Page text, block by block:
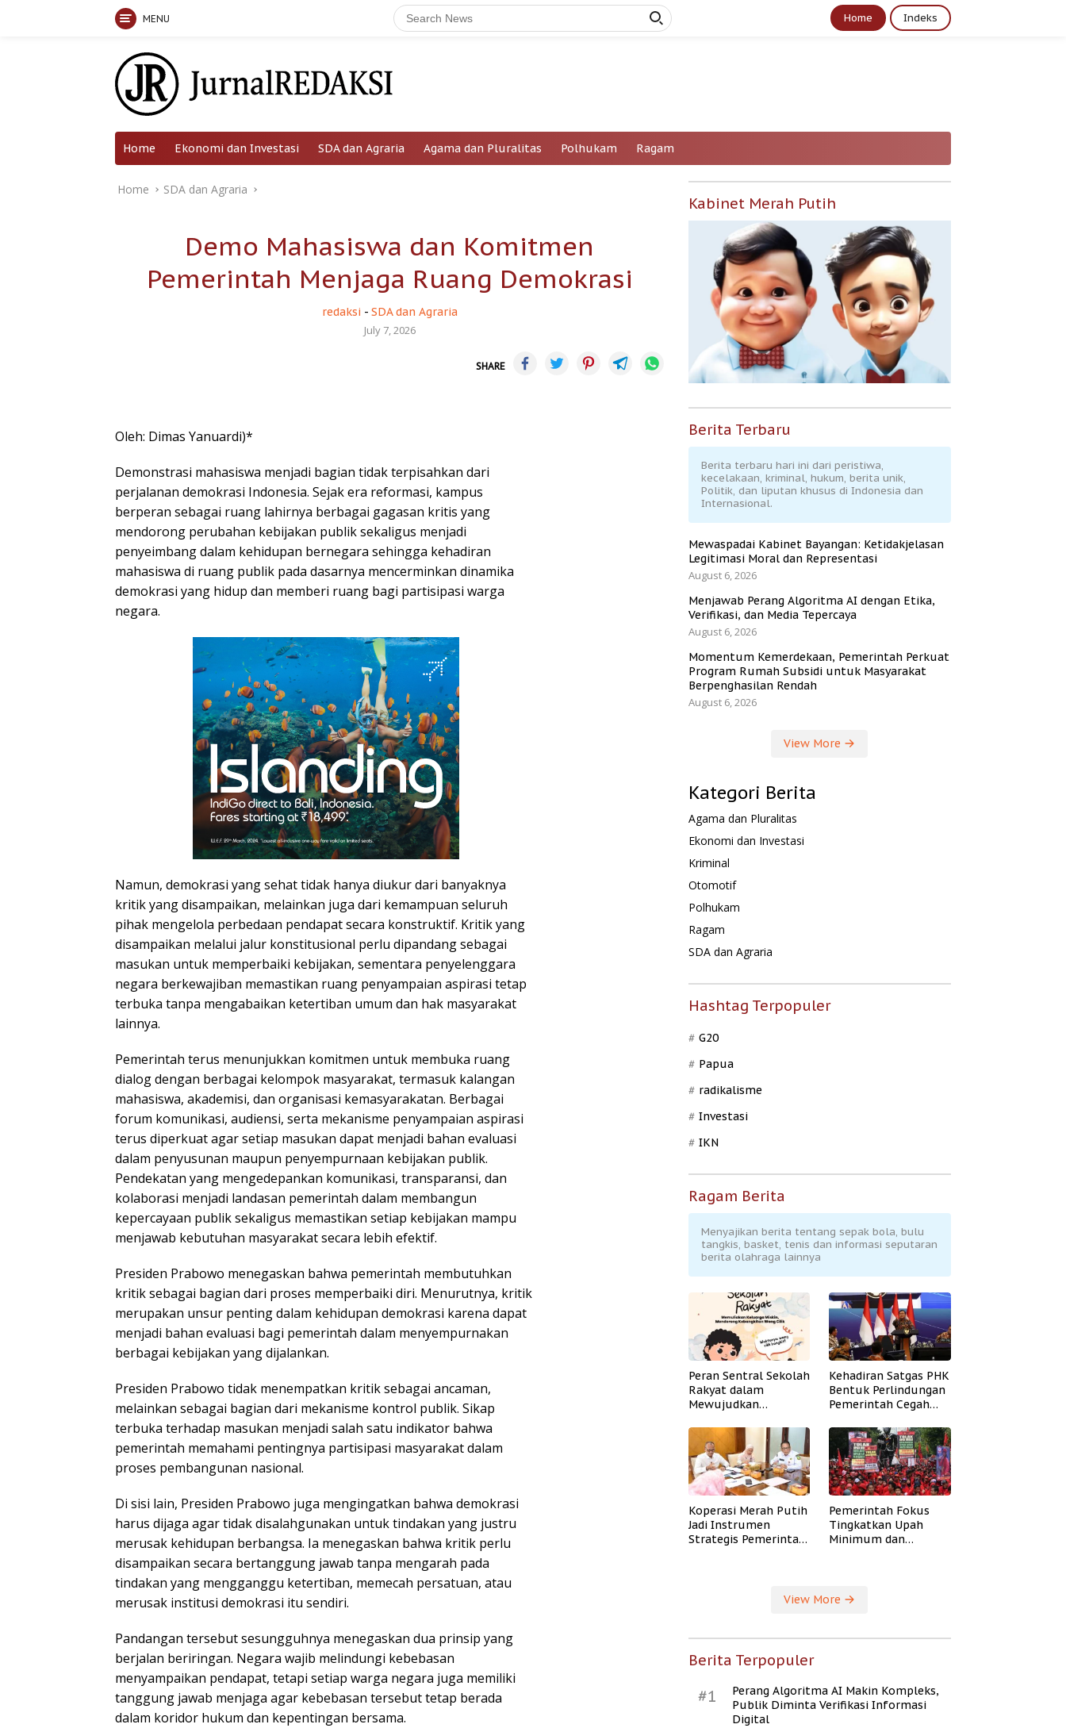
MENU Home Indeks
Home Ekonomi dan Investasi SDA dan Agraria Agama dan Pluralitas Polhukam Ragam
Home SDA dan Agraria
Demo Mahasiswa dan Komitmen
Pemerintah Menjaga Ruang Demokrasi
redaksi - SDA dan Agraria
July 7, 2026
SHARE
Oleh: Dimas Yanuardi)*
Demonstrasi mahasiswa menjadi bagian tidak terpisahkan dari
perjalanan demokrasi Indonesia. Sejak era reformasi, kampus
berperan sebagai ruang lahirnya berbagai gagasan kritis yang
mendorong perubahan kebijakan publik sekaligus menjadi
penyeimbang dalam kehidupan bernegara sehingga kehadiran
mahasiswa di ruang publik pada dasarnya mencerminkan dinamika
demokrasi yang hidup dan memberi ruang bagi partisipasi warga
negara.
Namun, demokrasi yang sehat tidak hanya diukur dari banyaknya
kritik yang disampaikan, melainkan juga dari kemampuan seluruh
pihak mengelola perbedaan pendapat secara konstruktif. Kritik yang
disampaikan melalui jalur konstitusional perlu dipandang sebagai
masukan untuk memperbaiki kebijakan, sementara penyelenggara
negara berkewajiban memastikan ruang penyampaian aspirasi tetap
terbuka tanpa mengabaikan ketertiban umum dan hak masyarakat
lainnya.
Pemerintah terus menunjukkan komitmen untuk membuka ruang
dialog dengan berbagai kelompok masyarakat, termasuk kalangan
mahasiswa, akademisi, dan organisasi kemasyarakatan. Berbagai
forum komunikasi, audiensi, serta mekanisme penyampaian aspirasi
terus diperkuat agar setiap masukan dapat menjadi bahan evaluasi
dalam penyusunan maupun penyempurnaan kebijakan publik.
Pendekatan yang mengedepankan komunikasi, transparansi, dan
kolaborasi menjadi landasan pemerintah dalam membangun
kepercayaan publik sekaligus memastikan setiap kebijakan mampu
menjawab kebutuhan masyarakat secara lebih efektif.
Presiden Prabowo menegaskan bahwa pemerintah membutuhkan
kritik sebagai bagian dari proses memperbaiki diri. Menurutnya, kritik
merupakan unsur penting dalam kehidupan demokrasi karena dapat
menjadi bahan evaluasi bagi pemerintah dalam menyempurnakan
berbagai kebijakan yang dijalankan.
Presiden Prabowo tidak menempatkan kritik sebagai ancaman,
melainkan sebagai bagian dari mekanisme kontrol publik. Sikap
terbuka terhadap masukan menjadi salah satu indikator bahwa
pemerintah memahami pentingnya partisipasi masyarakat dalam
proses pembangunan nasional.
Di sisi lain, Presiden Prabowo juga mengingatkan bahwa demokrasi
harus dijaga agar tidak disalahgunakan untuk tindakan yang justru
merusak kehidupan berbangsa. Ia menegaskan bahwa kritik perlu
disampaikan secara bertanggung jawab tanpa mengarah pada
tindakan yang mengganggu ketertiban, memecah persatuan, atau
merusak institusi demokrasi itu sendiri.
Pandangan tersebut sesungguhnya menegaskan dua prinsip yang
berjalan beriringan. Negara wajib melindungi kebebasan
menyampaikan pendapat, tetapi setiap warga negara juga memiliki
tanggung jawab menjaga agar kebebasan tersebut tetap berada
dalam koridor hukum dan kepentingan bersama.
Kabinet Merah Putih
Berita Terbaru
Berita terbaru hari ini dari peristiwa,
kecelakaan, kriminal, hukum, berita unik,
Politik, dan liputan khusus di Indonesia dan
Internasional.
Mewaspadai Kabinet Bayangan: Ketidakjelasan
Legitimasi Moral dan Representasi
August 6, 2026
Menjawab Perang Algoritma AI dengan Etika,
Verifikasi, dan Media Tepercaya
August 6, 2026
Momentum Kemerdekaan, Pemerintah Perkuat
Program Rumah Subsidi untuk Masyarakat
Berpenghasilan Rendah
August 6, 2026
View More
Kategori Berita
Agama dan Pluralitas
Ekonomi dan Investasi
Kriminal
Otomotif
Polhukam
Ragam
SDA dan Agraria
Hashtag Terpopuler
G20
Papua
radikalisme
Investasi
IKN
Ragam Berita
Menyajikan berita tentang sepak bola, bulu
tangkis, basket, tenis dan informasi seputaran
berita olahraga lainnya
Peran Sentral Sekolah
Rakyat dalam
Mewujudkan
Kehadiran Satgas PHK
Bentuk Perlindungan
Pemerintah Cegah
Koperasi Merah Putih
Jadi Instrumen
Strategis Pemerintah
Pemerintah Fokus
Tingkatkan Upah
Minimum dan
View More
Berita Terpopuler
#1
Perang Algoritma AI Makin Kompleks,
Publik Diminta Verifikasi Informasi
Digital